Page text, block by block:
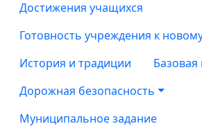
Достижения учащихся
Готовность учреждения к
История и традиции
Дорожная безопасность
Муниципальное задание